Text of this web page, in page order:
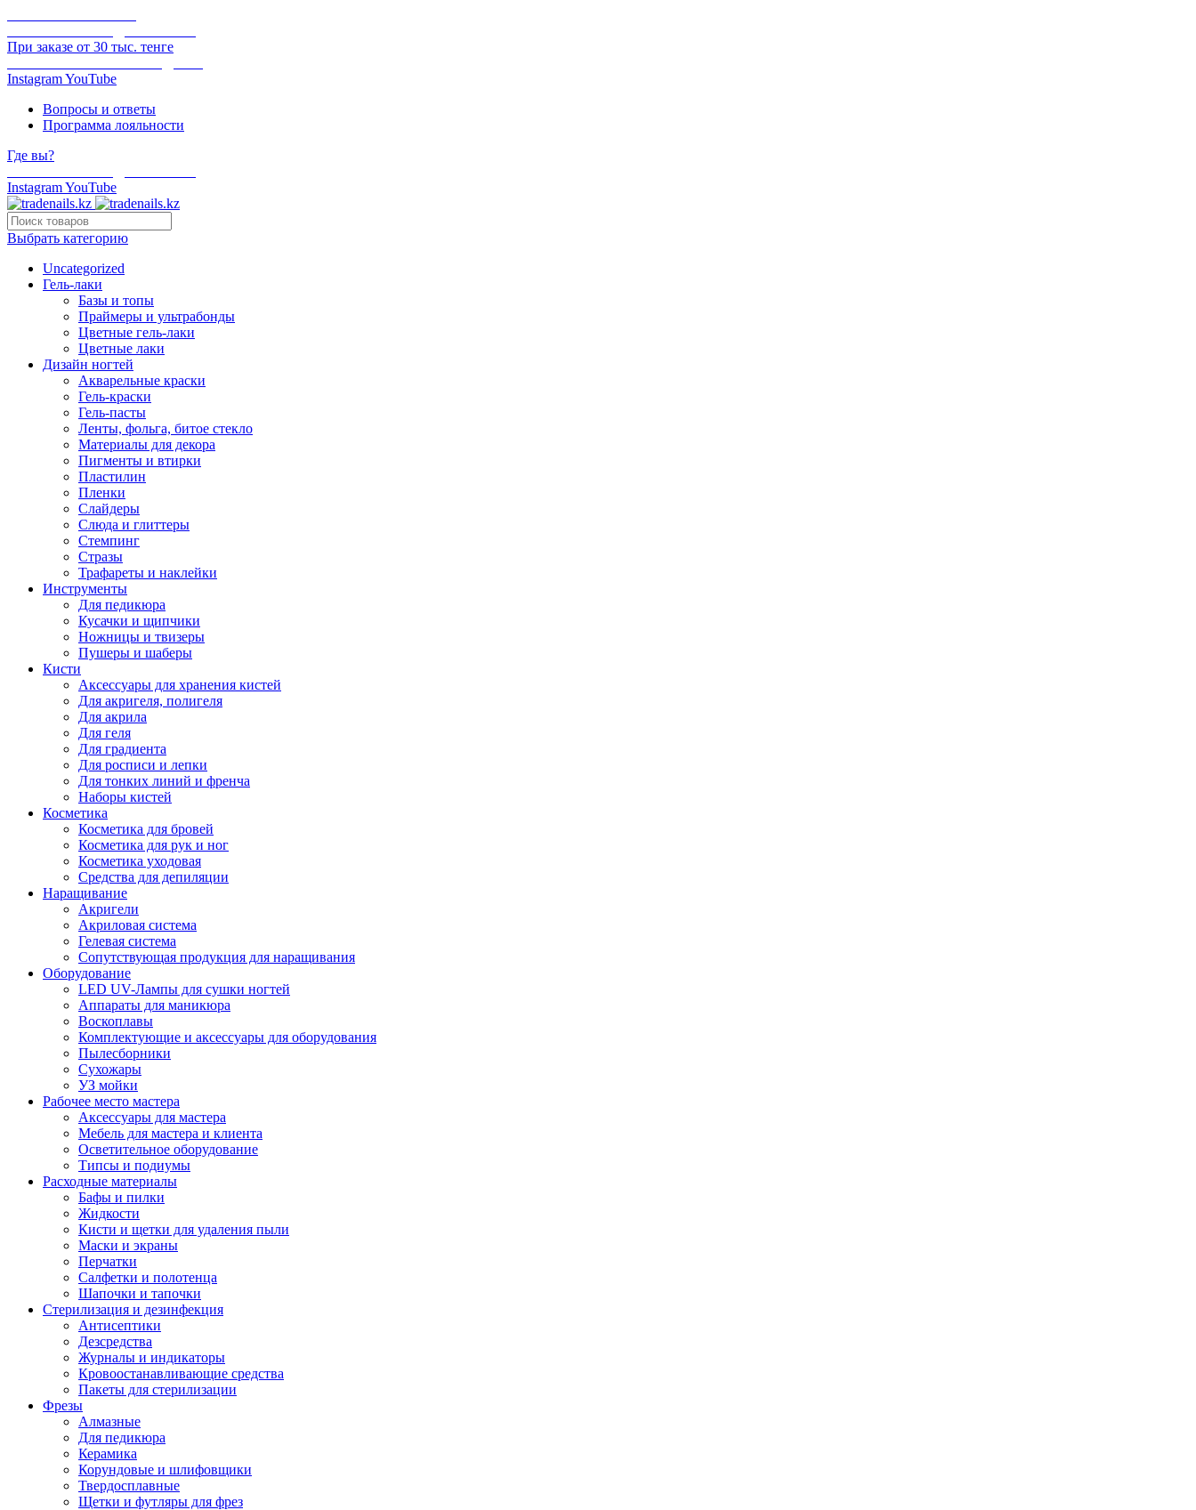
При заказе от 30 тыс. тенге
InstagramYouTube
Вопросы и ответы
Программа лояльности
Где вы?
InstagramYouTube
Выбрать категорию
Uncategorized
Гель-лаки
Базы и топы
Праймеры и ультрабонды
Цветные гель-лаки
Цветные лаки
Дизайн ногтей
Акварельные краски
Гель-краски
Гель-пасты
Ленты, фольга, битое стекло
Материалы для декора
Пигменты и втирки
Пластилин
Пленки
Слайдеры
Слюда и глиттеры
Стемпинг
Стразы
Трафареты и наклейки
Инструменты
Для педикюра
Кусачки и щипчики
Ножницы и твизеры
Пушеры и шаберы
Кисти
Аксессуары для хранения кистей
Для акригеля, полигеля
Для акрила
Для геля
Для градиента
Для росписи и лепки
Для тонких линий и френча
Наборы кистей
Косметика
Косметика для бровей
Косметика для рук и ног
Косметика уходовая
Средства для депиляции
Наращивание
Акригели
Акриловая система
Гелевая система
Сопутствующая продукция для наращивания
Оборудование
LED UV-Лампы для сушки ногтей
Аппараты для маникюра
Воскоплавы
Комплектующие и аксессуары для оборудования
Пылесборники
Сухожары
УЗ мойки
Рабочее место мастера
Аксессуары для мастера
Мебель для мастера и клиента
Осветительное оборудование
Типсы и подиумы
Расходные материалы
Бафы и пилки
Жидкости
Кисти и щетки для удаления пыли
Маски и экраны
Перчатки
Салфетки и полотенца
Шапочки и тапочки
Стерилизация и дезинфекция
Антисептики
Дезсредства
Журналы и индикаторы
Кровоостанавливающие средства
Пакеты для стерилизации
Фрезы
Алмазные
Для педикюра
Керамика
Корундовые и шлифовщики
Твердосплавные
Щетки и футляры для фрез